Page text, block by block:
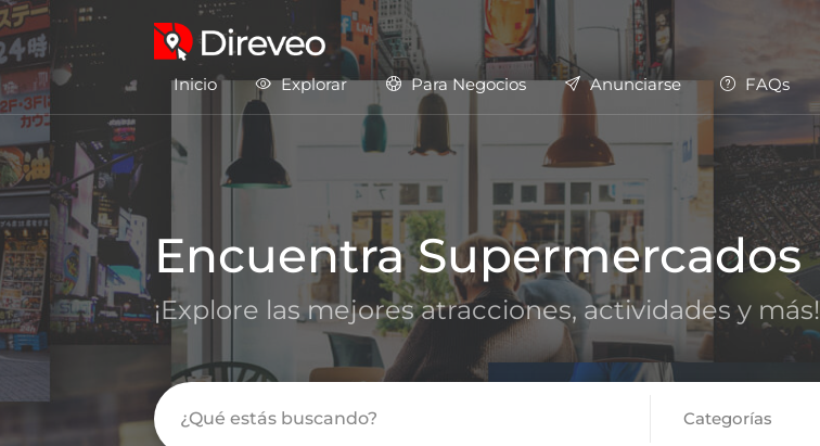
Inicio Explorar Para Negocios Anunciarse FAQs
EncuentraSupermercados
¡Explore las mejores atracciones, actividades y más!
Categorías